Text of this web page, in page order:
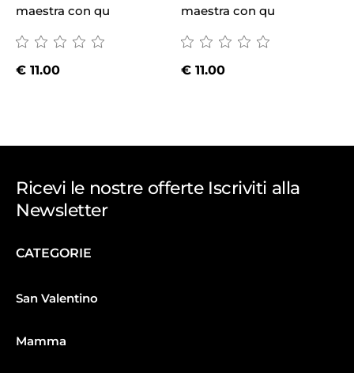
maestra con qu
€11.00
maestra con qu
€ 11.00
Ricevi le nostre offerte Iscriviti alla
Newsletter
CATEGORIE
San Valentino
Mamma